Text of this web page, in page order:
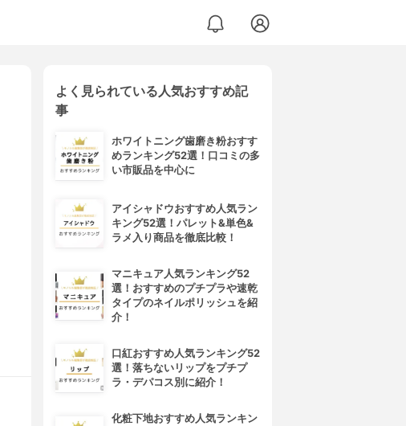
よく見られている人気おすすめ記
事
ホワイトニング歯磨き粉おすす
めランキング52選！口コミの多
い市販品を中心に
アイシャドウおすすめ人気ラン
キング52選！パレット&単色&
ラメ入り商品を徹底比較！
マニキュア人気ランキング52
選！おすすめのプチプラや速乾
タイプのネイルポリッシュを紹
介！
口紅おすすめ人気ランキング52
選！落ちないリップをプチプ
ラ・デパコス別に紹介！
化粧下地おすすめ人気ランキン